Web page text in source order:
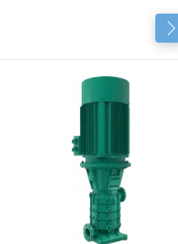
центробежными насосами